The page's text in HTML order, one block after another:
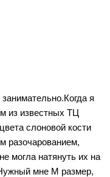
я
из известных ТЦ
слоновой кости
разочарованием,
могла натянуть их на
Нужный мне М размер,